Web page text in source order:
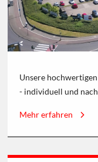
Unsere
- individuell und
Mehr erfahren